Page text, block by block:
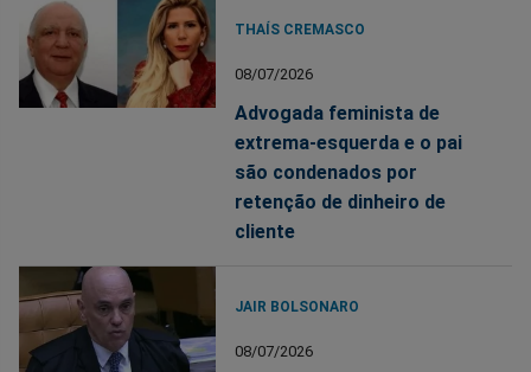
THAÍS CREMASCO
08/07/2026
Advogada feminista de
extrema-esquerda e o pai
são condenados por
retenção de dinheiro de
cliente
JAIR BOLSONARO
08/07/2026